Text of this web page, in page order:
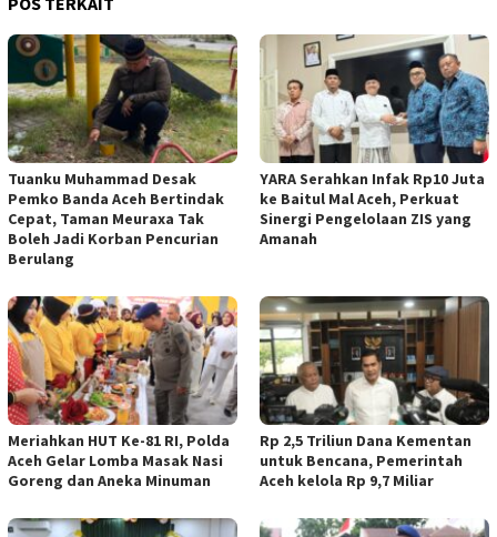
Tuanku Muhammad Desak
Pemko Banda Aceh Bertindak
Cepat, Taman Meuraxa Tak
Boleh Jadi Korban Pencurian
Berulang
YARA Serahkan Infak Rp10 Juta
ke Baitul Mal Aceh, Perkuat
Sinergi Pengelolaan ZIS yang
Amanah
Meriahkan HUT Ke-81 RI, Polda
Aceh Gelar Lomba Masak Nasi
Goreng dan Aneka Minuman
Rp 2,5 Triliun Dana Kementan
untuk Bencana, Pemerintah
Aceh kelola Rp 9,7 Miliar